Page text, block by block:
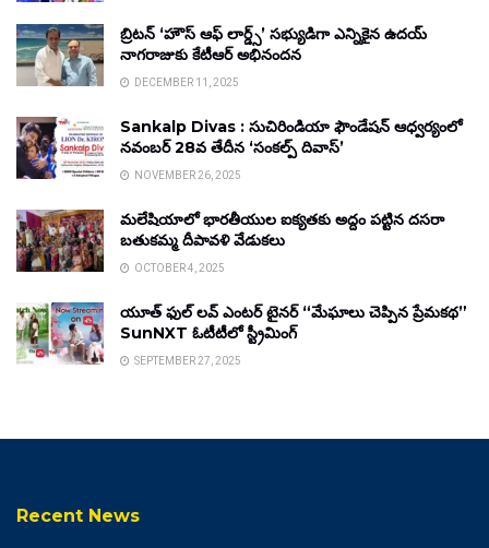
బ్రిటన్ ‘హౌస్ ఆఫ్ లార్డ్స్’ సభ్యుడిగా ఎన్నికైన ఉదయ్
నాగరాజుకు కేటీఆర్ అభినందన
DECEMBER 11, 2025
Sankalp Divas : సుచిరిండియా ఫౌండేషన్ ఆధ్వర్యంలో
నవంబర్ 28వ తేదీన ‘సంకల్ప్ దివాస్’
NOVEMBER 26, 2025
మలేషియాలో భారతీయుల ఐక్యతకు అద్దం పట్టిన దసరా
బతుకమ్మ దీపావళి వేడుకలు
OCTOBER 4, 2025
యూత్ ఫుల్ లవ్ ఎంటర్ టైనర్ “మేఘాలు చెప్పిన ప్రేమకథ”
SunNXT ఓటీటీలో స్ట్రీమింగ్
SEPTEMBER 27, 2025
Recent News